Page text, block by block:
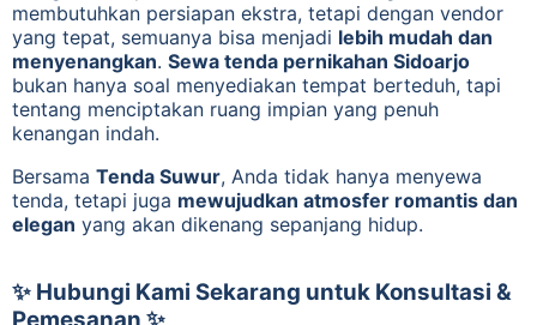
membutuhkan persiapan ekstra, tetapi dengan vendor
yang tepat, semuanya bisa menjadi lebih mudah dan
menyenangkan. Sewa tenda pernikahan Sidoarjo
bukan hanya soal menyediakan tempat berteduh, tapi
tentang menciptakan ruang impian yang penuh
kenangan indah.
Bersama Tenda Suwur, Anda tidak hanya menyewa
tenda, tetapi juga mewujudkan atmosfer romantis dan
elegan yang akan dikenang sepanjang hidup.
✨ Hubungi Kami Sekarang untuk Konsultasi &